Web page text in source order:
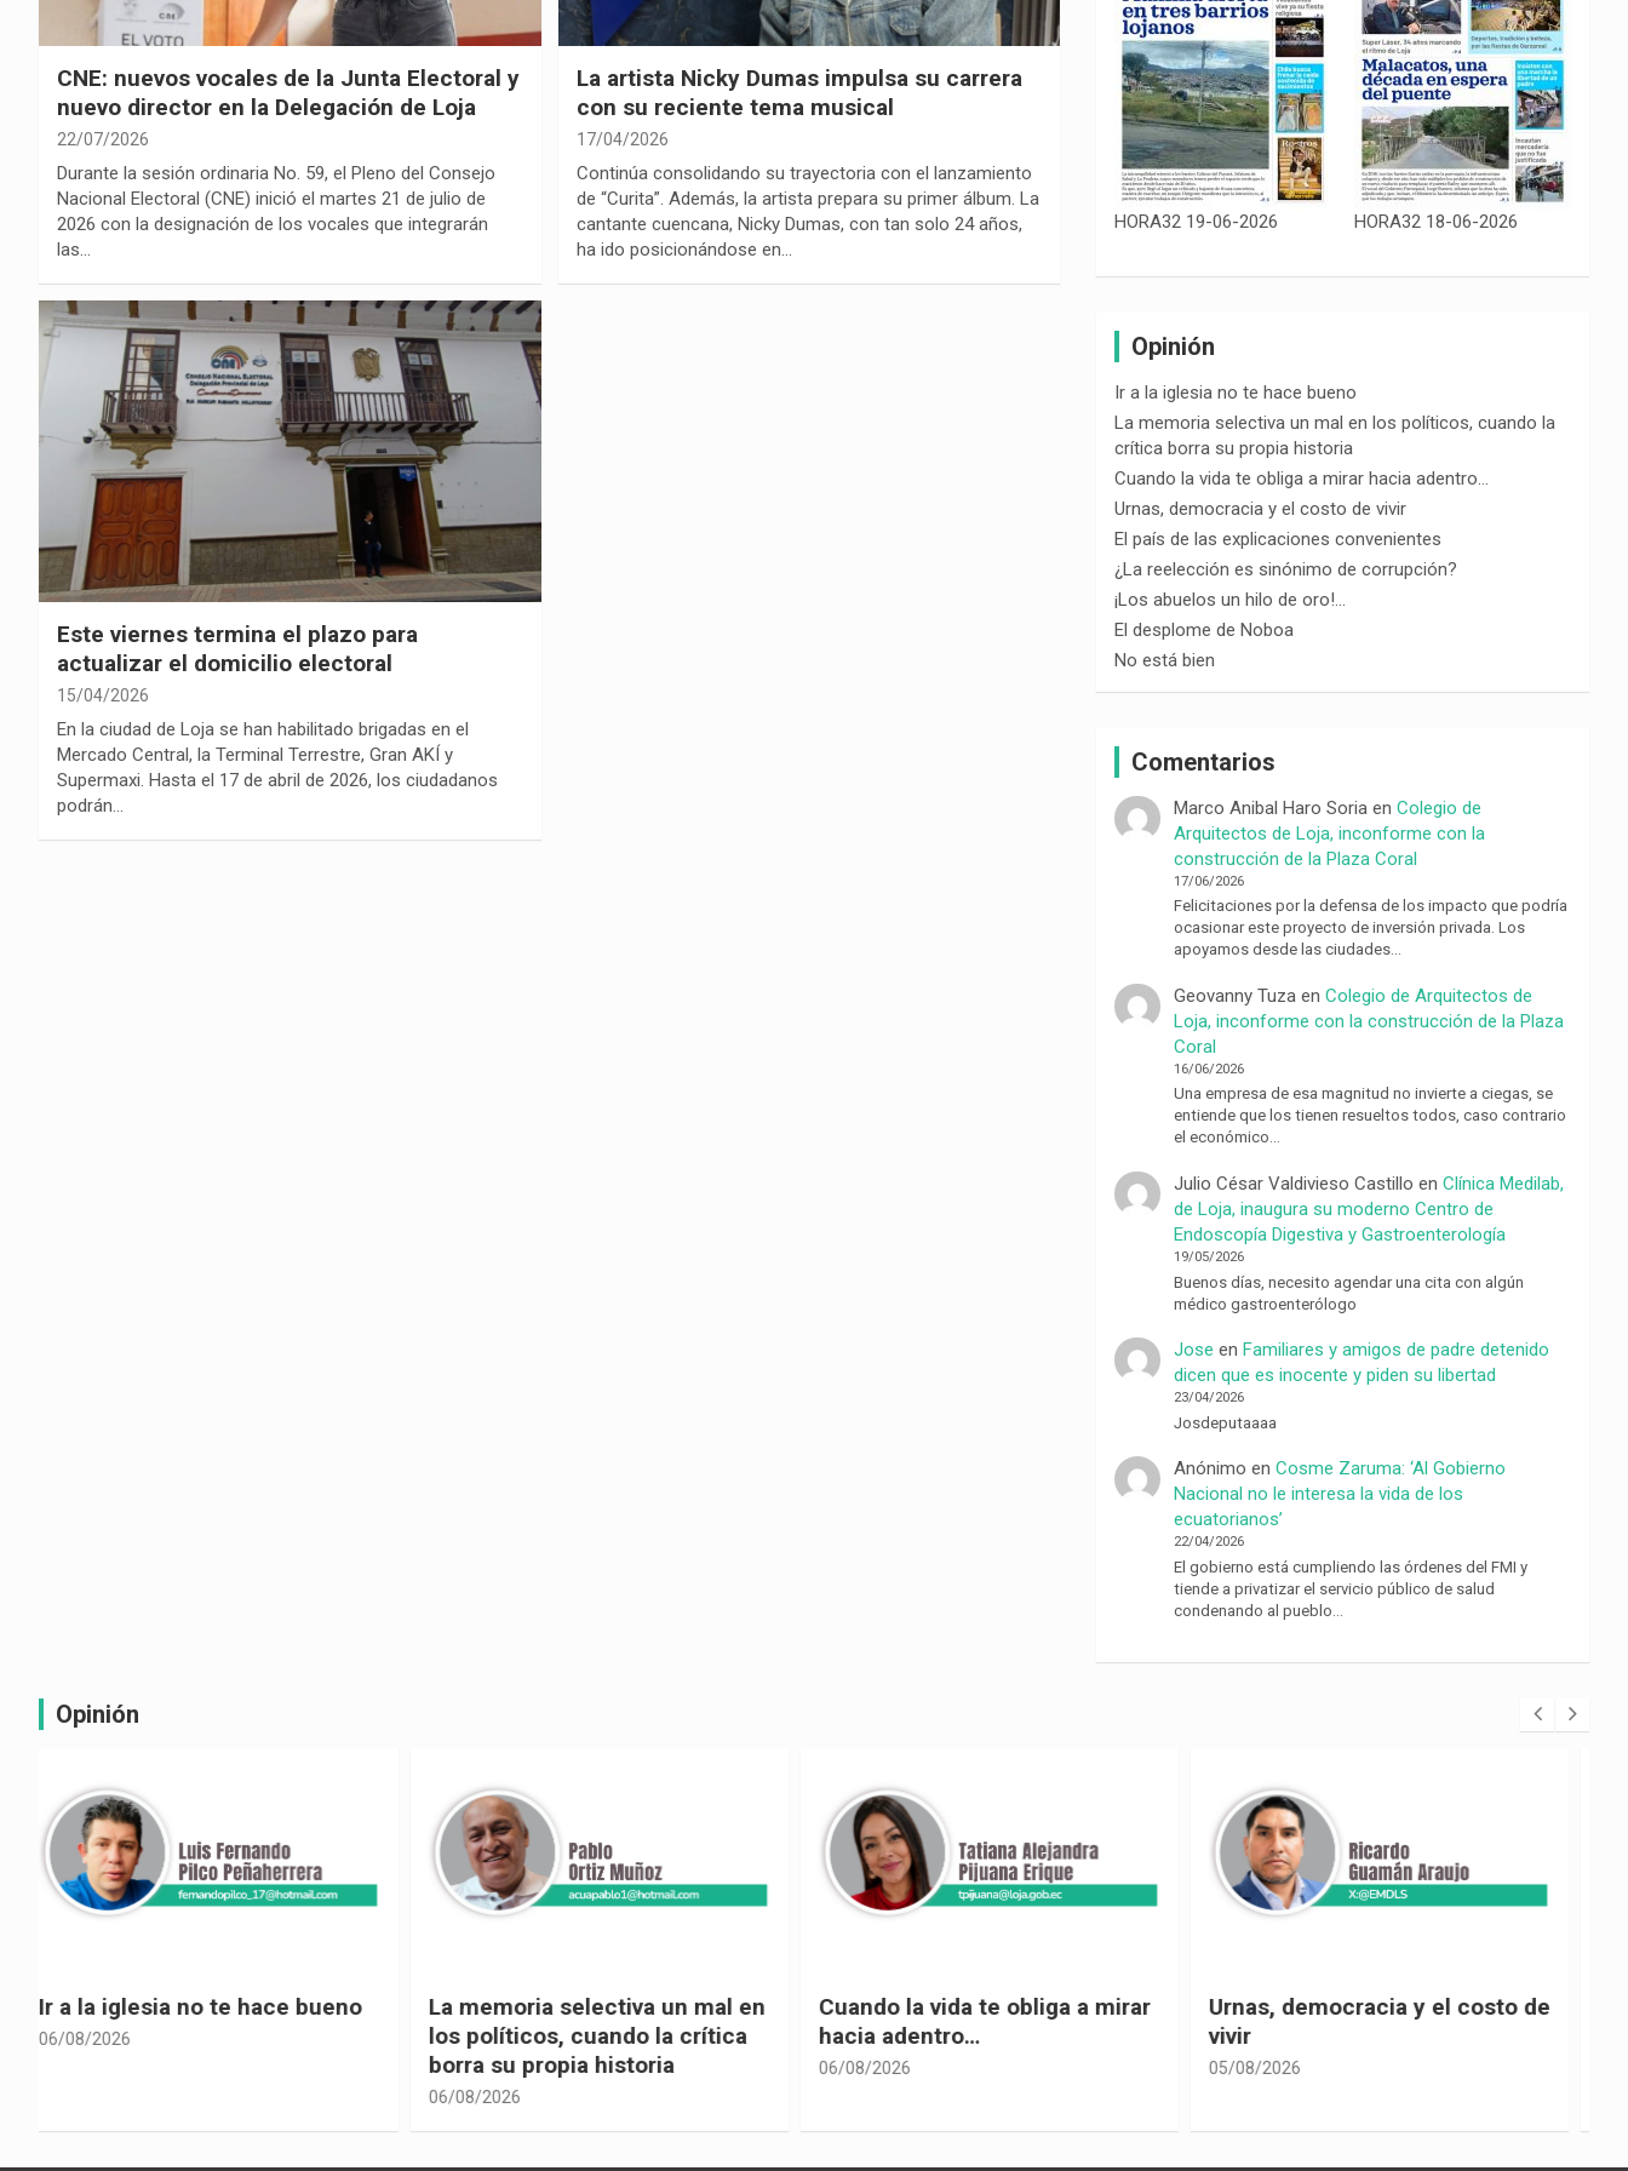
CNE: nuevos vocales de la Junta Electoral y
nuevo director en la Delegación de Loja
22/07/2026
Durante la sesión ordinaria No. 59, el Pleno del Consejo
Nacional Electoral (CNE) inició el martes 21 de julio de
2026 con la designación de los vocales que integrarán
las…
La artista Nicky Dumas impulsa su carrera
con su reciente tema musical
17/04/2026
Continúa consolidando su trayectoria con el lanzamiento
de “Curita”. Además, la artista prepara su primer álbum. La
cantante cuencana, Nicky Dumas, con tan solo 24 años,
ha ido posicionándose en…
Este viernes termina el plazo para
actualizar el domicilio electoral
15/04/2026
En la ciudad de Loja se han habilitado brigadas en el
Mercado Central, la Terminal Terrestre, Gran AKÍ y
Supermaxi. Hasta el 17 de abril de 2026, los ciudadanos
podrán…
HORA32 19-06-2026 HORA32 18-06-2026
Opinión
Ir a la iglesia no te hace bueno
La memoria selectiva un mal en los políticos, cuando la
crítica borra su propia historia
Cuando la vida te obliga a mirar hacia adentro…
Urnas, democracia y el costo de vivir
El país de las explicaciones convenientes
¿La reelección es sinónimo de corrupción?
¡Los abuelos un hilo de oro!…
El desplome de Noboa
No está bien
Comentarios
Marco Anibal Haro Soria enColegio de
Arquitectos de Loja, inconforme con la
construcción de la Plaza Coral
17/06/2026
Felicitaciones por la defensa de los impacto que podría
ocasionar este proyecto de inversión privada. Los
apoyamos desde las ciudades…
Geovanny Tuza enColegio de Arquitectos de
Loja, inconforme con la construcción de la Plaza
Coral
16/06/2026
Una empresa de esa magnitud no invierte a ciegas, se
entiende que los tienen resueltos todos, caso contrario
el económico…
Julio César Valdivieso Castillo enClínica Medilab,
de Loja, inaugura su moderno Centro de
Endoscopía Digestiva y Gastroenterología
19/05/2026
Buenos días, necesito agendar una cita con algún
médico gastroenterólogo
Jose enFamiliares y amigos de padre detenido
dicen que es inocente y piden su libertad
23/04/2026
Josdeputaaaa
Anónimo enCosme Zaruma: ‘Al Gobierno
Nacional no le interesa la vida de los
ecuatorianos’
22/04/2026
El gobierno está cumpliendo las órdenes del FMI y
tiende a privatizar el servicio público de salud
condenando al pueblo…
Opinión
La memoria selectiva un mal en
los políticos, cuando la crítica
Cuando la vida te obliga a mirar
hacia adentro…
06/08/2026
Urnas, democracia y el costo de
vivir
05/08/2026
El país de las explicaciones
convenientes
05/08/2026